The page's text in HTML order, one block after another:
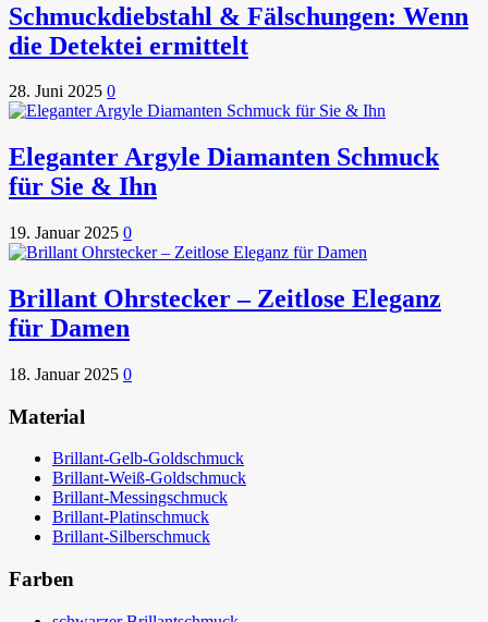
Schmuckdiebstahl & Fälschungen: Wenn
die Detektei ermittelt
28. Juni 2025 0
Eleganter Argyle Diamanten Schmuck
für Sie & Ihn
19. Januar 2025 0
Brillant Ohrstecker – Zeitlose Eleganz
für Damen
18. Januar 2025 0
Material
Brillant-Gelb-Goldschmuck
Brillant-Weiß-Goldschmuck
Brillant-Messingschmuck
Brillant-Platinschmuck
Brillant-Silberschmuck
Farben